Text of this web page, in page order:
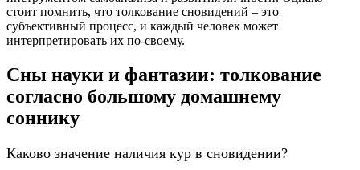
стоит помнить, что толкование сновидений – это
субъективный процесс, и каждый человек может
интерпретировать их по-своему.
Сны науки и фантазии: толкование
согласно большому домашнему
соннику
Каково значение наличия кур в сновидении?